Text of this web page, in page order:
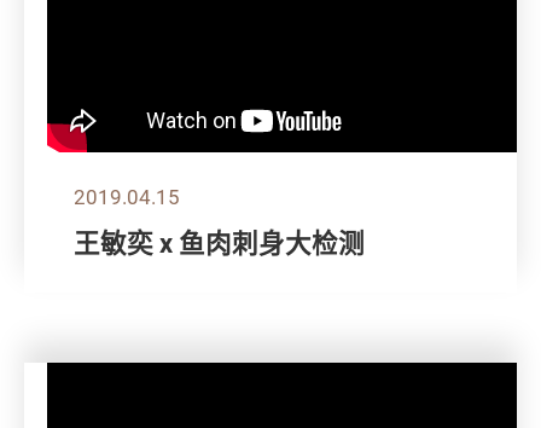
2019.04.15
王敏奕 x 鱼肉刺身大检测